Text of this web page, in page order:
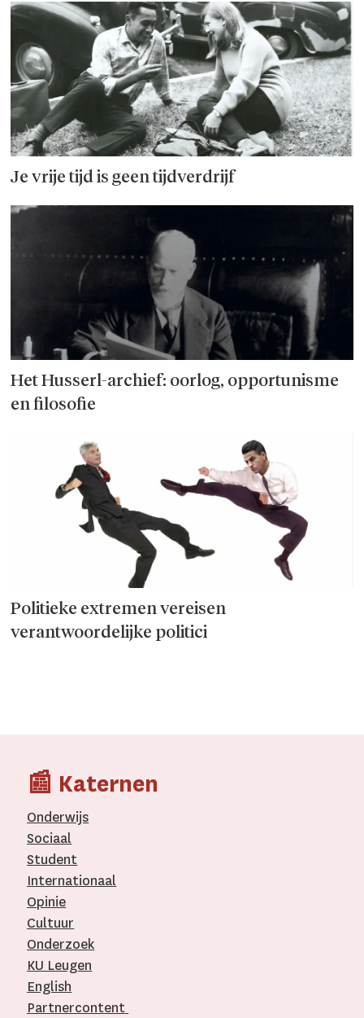
Je vrije tijd is geen tijdverdrijf
Het Husserl-archief: oorlog, opportunisme
en filosofie
Politieke extremen vereisen
verantwoordelijke politici
📰 Katernen
Onderwijs
Sociaal
Student
Internationaal­
Opinie
Cultuur
Onderzoek
KU Leugen
English
Partnercontent